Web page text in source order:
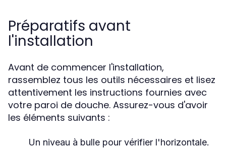
Préparatifs avant
l'installation
Avant de commencer l'installation,
rassemblez tous les outils nécessaires et lisez
attentivement les instructions fournies avec
votre paroi de douche. Assurez-vous d'avoir
les éléments suivants :
Un niveau à bulle pour vérifier l'horizontale.